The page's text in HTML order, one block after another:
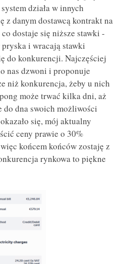
działa w innych
z danym dostawcą kontrakt na
dostaje się niższe stawki -
i wracają stawki
do konkurencji. Najczęściej
nas dzwoni i proponuje
niż konkurencja, żeby u nich
może trwać kilka dni, aż
dna swoich możliwości
się, mój aktualny
ceny prawie o 30%
końcem końców zostaję z
rynkowa to piękne